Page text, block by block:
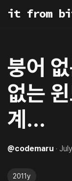
it from
붕어
없는
계…
@codemaru ·
2011y